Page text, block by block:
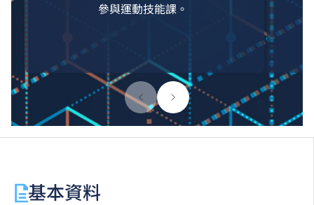
參與運動技能課。
基本資料